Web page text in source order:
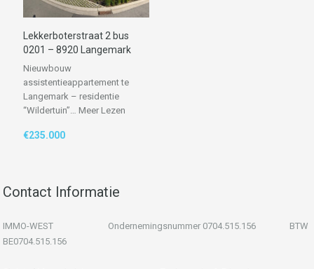
Lekkerboterstraat 2 bus
0201 – 8920 Langemark
Nieuwbouw
assistentieappartement te
Langemark – residentie
“Wildertuin”… Meer Lezen
€235.000
Contact Informatie
IMMO-WEST Ondernemingsnummer 0704.515.156 BTW
BE0704.515.156